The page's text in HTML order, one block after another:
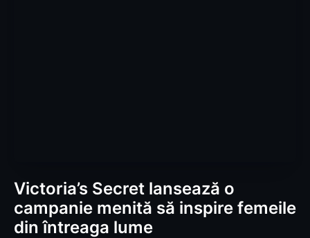
Victoria’s Secret lansează o
campanie menită să inspire femeile
din întreaga lume